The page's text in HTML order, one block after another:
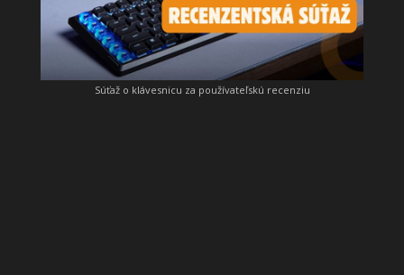
Súťaž o klávesnicu za používateľskú recenziu